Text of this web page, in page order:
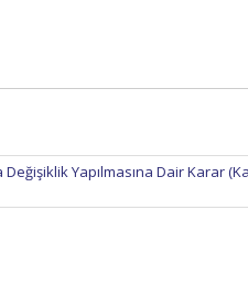
Yapılmasına Dair Karar